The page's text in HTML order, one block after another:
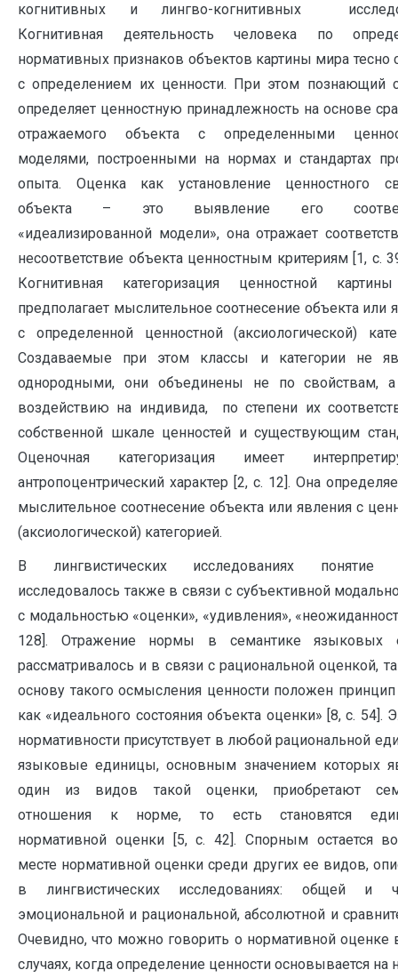
когнитивных и лингво-когнитивных
Когнитивная деятельность человека по
нормативных признаков объектов картины мира тесно
с определением их ценности. При этом познающий
определяет ценностную принадлежность на основе
отражаемого объекта с определенными
моделями, построенными на нормах и стандартах
опыта. Оценка как установление ценностного
объекта – это выявление его
«идеализированной модели», она отражает
несоответствие объекта ценностным критериям [1, с.
Когнитивная категоризация ценностной
предполагает мыслительное соотнесение объекта или
с определенной ценностной (аксиологической)
Создаваемые при этом классы и категории не
однородными, они объединены не по свойствам,
воздействию на индивида, по степени их
собственной шкале ценностей и существующим
Оценочная категоризация имеет
антропоцентрический характер [2, с. 12]. Она
мыслительное соотнесение объекта или явления с
(аксиологической) категорией.
В лингвистических исследованиях понятие
исследовалось также в связи с субъективной
с модальностью «оценки», «удивления»,
128]. Отражение нормы в семантике языковых
рассматривалось и в связи с рациональной оценкой,
основу такого осмысления ценности положен
как «идеального состояния объекта оценки» [8, с. 54].
нормативности присутствует в любой рациональной
языковые единицы, основным значением которых
один из видов такой оценки, приобретают
отношения к норме, то есть становятся
нормативной оценки [5, с. 42]. Спорным остается
месте нормативной оценки среди других ее видов,
в лингвистических исследованиях: общей и
эмоциональной и рациональной, абсолютной и
Очевидно, что можно говорить о нормативной оценке
случаях, когда определение ценности основывается на